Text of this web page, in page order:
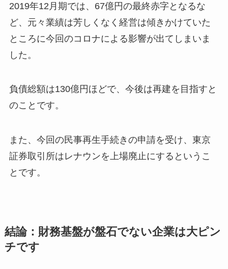
2019年12月期では、67億円の最終赤字となるな
ど、元々業績は芳しくなく経営は傾きかけていた
ところに今回のコロナによる影響が出てしまいま
した。
負債総額は130億円ほどで、今後は再建を目指すと
のことです。
また、今回の民事再生手続きの申請を受け、東京
証券取引所はレナウンを上場廃止にするというこ
とです。
結論：財務基盤が盤石でない企業は大ピン
チです